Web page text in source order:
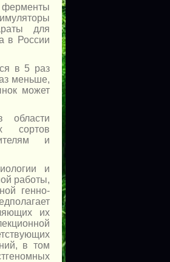
ферменты
для
в России
в 5 раз
меньше,
может
области
сортов
и
и
работы,
генно-
их
в том